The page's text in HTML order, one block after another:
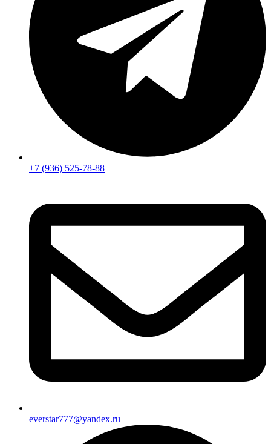
+7 (936) 525-78-88
everstar777@yandex.ru